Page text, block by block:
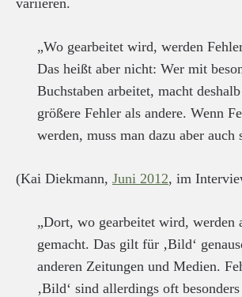
variieren.
„Wo gearbeitet wird, werden
Das heißt aber nicht: Wer mit
Buchstaben arbeitet, macht
größere Fehler als andere. Wenn
werden, muss man dazu aber auch
(Kai Diekmann, Juni 2012, im
„Dort, wo gearbeitet wird, werden
gemacht. Das gilt für ‚Bild‘
anderen Zeitungen und Medien.
‚Bild‘ sind allerdings oft